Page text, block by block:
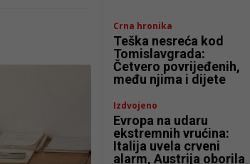
Crna hronika
Teška nesreća kod
Tomislavgrada:
Četvero povrijeđenih,
među njima i dijete
Izdvojeno
Evropa na udaru
ekstremnih vrućina:
Italija uvela crveni
alarm, Austrija oborila